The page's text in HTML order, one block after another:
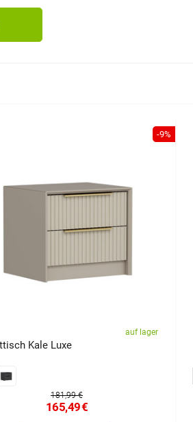
-9%
auf lager
Kale Luxe
181,99 €
165,49€